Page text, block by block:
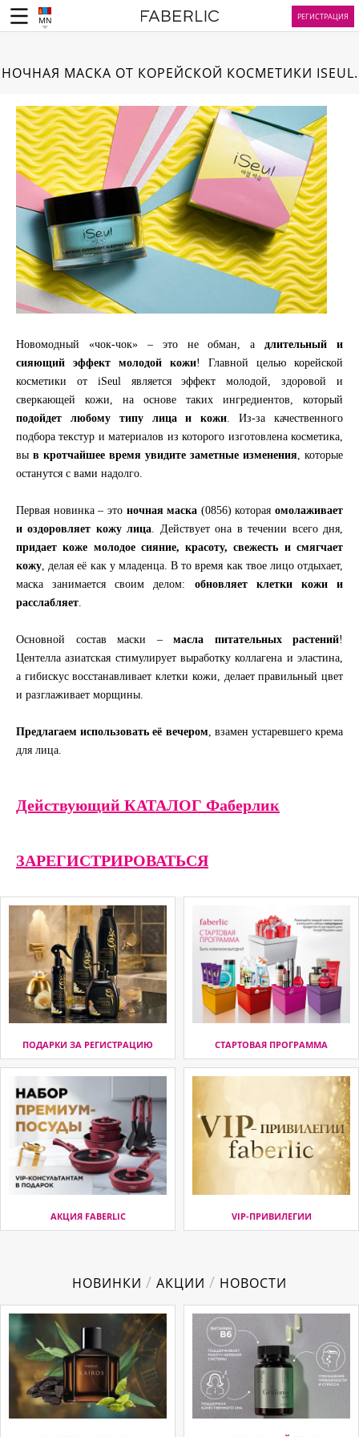
MN РЕГИСТРАЦИЯ
НОЧНАЯ МАСКА ОТ КОРЕЙСКОЙ КОСМЕТИКИ ISEUL.
Новомодный «чок-чок» – это не обман, а длительный и
сияющий эффект молодой кожи! Главной целью корейской
косметики от iSeul является эффект молодой, здоровой и
сверкающей кожи, на основе таких ингредиентов, который
подойдет любому типу лица и кожи . Из-за качественного
подбора текстур и материалов из которого изготовлена косметика,
вы в кротчайшее время увидите заметные изменения , которые
останутся с вами надолго.
Первая новинка – это ночная маска (0856) которая омолаживает
и оздоровляет кожу лица . Действует она в течении всего дня,
придает коже молодое сияние, красоту, свежесть и смягчает
кожу , делая её как у младенца. В то время как твое лицо отдыхает,
маска занимается своим делом: обновляет клетки кожи и
расслабляет
Основной состав маски – масла питательных растений!
Центелла азиатская стимулирует выработку коллагена и эластина,
а гибискус восстанавливает клетки кожи, делает правильный цвет
и разглаживает морщины.
Предлагаем использовать её вечером , взамен устаревшего крема
для лица.
Действующий КАТАЛОГ Фаберлик
ЗАРЕГИСТРИРОВАТЬСЯ
ПОДАРКИ ЗА РЕГИСТРАЦИЮ СТАРТОВАЯ ПРОГРАММА
АКЦИЯ FABERLIC VIP-ПРИВИЛЕГИИ
НОВИНКИ / АКЦИИ / НОВОСТИ